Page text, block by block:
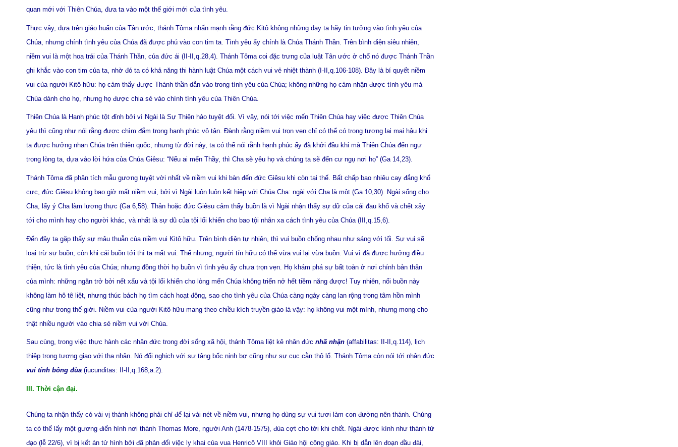
quan mới với Thiên Chúa, đưa ta vào một thế giới mới của tình yêu.
Thực vậy, dựa trên giáo huấn của Tân ước, thánh Tôma nhấn mạnh rằng đức Kitô không những dạy ta hãy tin tưởng vào tình yêu của
Chúa, nhưng chính tình yêu của Chúa đã được phú vào con tim ta. Tình yêu ấy chính là Chúa Thánh Thần. Trên bình diện siêu nhiên,
niềm vui là một hoa trái của Thánh Thần, của đức ái (II-II,q.28,4). Thánh Tôma coi đặc trưng của luật Tân ước ở chổ nó được Thánh Thần
ghi khắc vào con tim của ta, nhờ đó ta có khả năng thi hành luật Chúa một cách vui vẻ nhiệt thành (I-II,q.106-108). Đây là bí quyết niềm
vui của người Kitô hữu: họ cảm thấy được Thánh thần dẫn vào trong tình yêu của Chúa; không những họ cảm nhận được tình yêu mà
Chúa dành cho họ, nhưng họ được chia sẻ vào chính tình yêu của Thiên Chúa.
Thiên Chúa là Hạnh phúc tột đỉnh bởi vì Ngài là Sự Thiện hảo tuyệt đối. Vì vậy, nói tới việc mến Thiên Chúa hay việc được Thiên Chúa
yêu thì cũng như nói rằng được chìm đắm trong hạnh phúc vô tận. Đành rằng niềm vui trọn vẹn chỉ có thể có trong tương lai mai hậu khi
ta được hưởng nhan Chúa trên thiên quốc, nhưng từ đời này, ta có thể nói rằnh hạnh phúc ấy đã khởi đầu khi mà Thiên Chúa đến ngự
trong lòng ta, dựa vào lời hứa của Chúa Giêsu: “Nếu ai mến Thầy, thì Cha sẽ yêu họ và chúng ta sẽ đến cư ngụ nơi họ” (Ga 14,23).
Thánh Tôma đã phân tích mẫu gương tuyệt vời nhất về niềm vui khi bàn đến đức Giêsu khi còn tại thế. Bất chấp bao nhiêu cay đắng khổ
cực, đức Giêsu không bao giờ mất niềm vui, bởi vì Ngài luôn luôn kết hiệp với Chúa Cha: ngài với Cha là một (Ga 10,30). Ngài sống cho
Cha, lấy ý Cha làm lương thực (Ga 6,58). Thản hoặc đức Giêsu cảm thấy buồn là vì Ngài nhận thấy sự dữ của cái đau khổ và chết xảy
tới cho mình hay cho người khác, và nhất là sự dũ của tội lổi khiến cho bao tội nhân xa cách tình yêu của Chúa (III,q.15,6).
Đến đây ta gặp thấy sự mâu thuẫn của niềm vui Kitô hữu. Trên bình diện tự nhiên, thì vui buồn chống nhau như sáng với tối. Sự vui sẽ
loại trừ sự buồn; còn khi cái buồn tới thì ta mất vui. Thế nhưng, người tín hữu có thể vừa vui lại vừa buồn. Vui vì đã được hưởng điều
thiện, tức là tình yêu của Chúa; nhưng đồng thời họ buồn vì tình yêu ấy chưa trọn vẹn. Họ khám phá sự bất toàn ở nơi chính bản thân
của mình: những ngăn trở bởi nết xấu và tội lổi khiến cho lòng mến Chúa không triển nở hết tiềm năng được! Tuy nhiên, nổi buồn này
không làm hô tê liệt, nhưng thúc bách họ tìm cách hoạt động, sao cho tình yêu của Chúa càng ngày càng lan rộng trong tâm hồn mình
cũng như trong thế giới. Niềm vui của người Kitô hữu mang theo chiều kích truyền giáo là vậy: họ không vui một mình, nhưng mong cho
thật nhiều người vào chia sẻ niềm vui với Chúa.
Sau cùng, trong việc thực hành các nhân đức trong đời sống xã hội, thánh Tôma liệt kê nhân đức nhã nhặn (affabilitas: II-II,q.114), lịch
thiệp trong tương giao với tha nhân. Nó đối nghịch với sự tâng bốc nịnh bợ cũng như sự cục cằn thô lổ. Thánh Tôma còn nói tới nhân đức
vui tính bông đùa (iucunditas: II-II,q.168,a.2).
III. Thời cận đại.
Chúng ta nhận thấy có vài vị thánh không phải chỉ để lại vài nét về niềm vui, nhưng họ dùng sự vui tươi làm con đường nên thánh. Chúng
ta có thể lấy một gương điển hình nơi thánh Thomas More, người Anh (1478-1575), đùa cợt cho tới khi chết. Ngài được kính như thánh tử
đạo (lễ 22/6), vì bị kết án tử hình bởi đã phản đối việc ly khai của vua Henricô VIII khỏi Giáo hội công giáo. Khi bị dẫn lên đoạn đầu đài,